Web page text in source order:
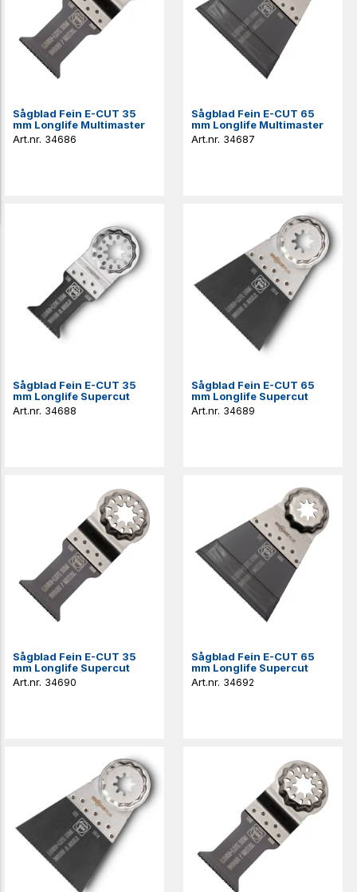
Sågblad Fein E-CUT 35
mm Longlife Multimaster
34686
Sågblad Fein E-CUT 65
mm Longlife Multimaster
34687
Sågblad Fein E-CUT 35
mm Longlife Supercut
34688
Sågblad Fein E-CUT 65
mm Longlife Supercut
34689
Sågblad Fein E-CUT 35
mm Longlife Supercut
34690
Sågblad Fein E-CUT 65
mm Longlife Supercut
34692